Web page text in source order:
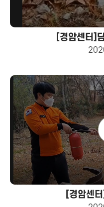
[경암센터]
[경암센